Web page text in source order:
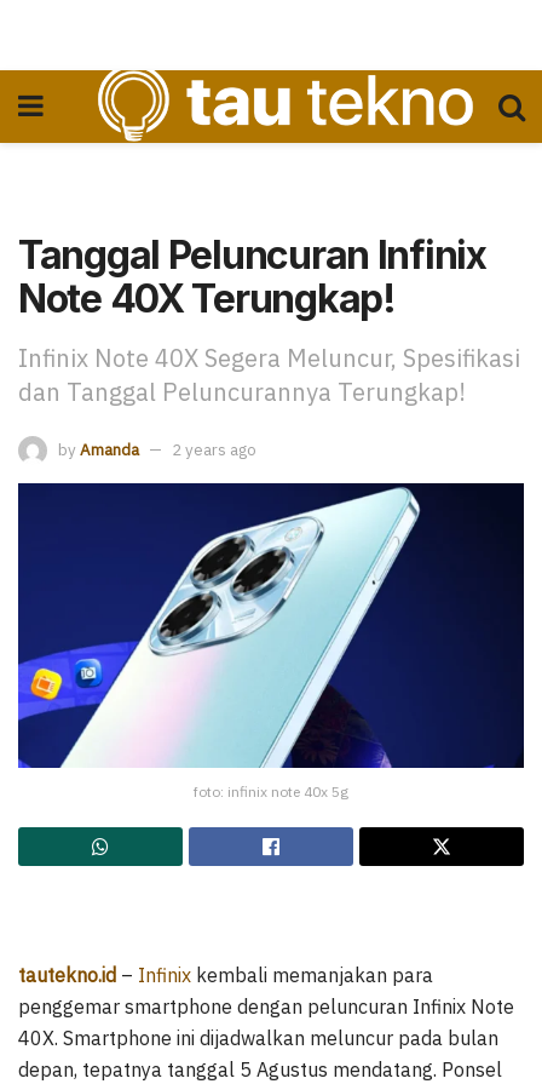
Tanggal Peluncuran Infinix
Note 40X Terungkap!
Infinix Note 40X Segera Meluncur, Spesifikasi
dan Tanggal Peluncurannya Terungkap!
by Amanda 2 years ago
foto: infinix note 40x 5g
tautekno.id – Infinix kembali memanjakan para
penggemar smartphone dengan peluncuran Infinix Note
40X. Smartphone ini dijadwalkan meluncur pada bulan
depan, tepatnya tanggal 5 Agustus mendatang. Ponsel